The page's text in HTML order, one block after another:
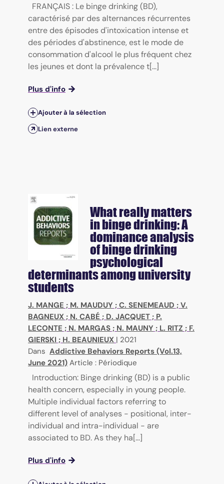
FRANÇAIS : Le binge drinking (BD),
caractérisé par des alternances récurrentes
entre des épisodes d'intoxication intense et
des périodes d'abstinence, est le mode de
consommation d'alcool le plus fréquent chez
les jeunes et dont la prévalence t[...]
Plus d'info
Ajouter à la sélection
Lien externe
What really matters
in binge drinking: A
dominance analysis
of binge drinking
psychological
determinants among university
students
J. MANGE ; M. MAUDUY ; C. SENEMEAUD ; V.
BAGNEUX ; N. CABÉ ; D. JACQUET ; P.
LECONTE ; N. MARGAS ; N. MAUNY ; L. RITZ ; F.
GIERSKI ; H. BEAUNIEUX | 2021
Dans Addictive Behaviors Reports (Vol.13,
June 2021) Article : Périodique
Introduction: Binge drinking (BD) is a public
health concern, especially in young people.
Multiple individual factors referring to
different level of analyses - positional, inter-
individual and intra-individual - are
associated to BD. As they ha[...]
Plus d'info